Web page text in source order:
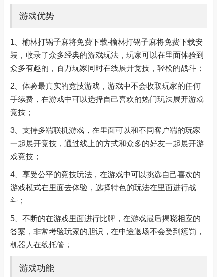
游戏优势
1、榆林打锅子麻将免费下载-榆林打锅子麻将免费下载安
装，收录了众多经典的游戏玩法，玩家可以在里面体验到
众多有趣的，百万玩家同时在线展开竞技，轻松的战斗；
2、体验最真实的竞技游戏，游戏中不会收取玩家的任何
手续费，在游戏中可以选择自己喜欢的热门玩法展开游戏
竞技；
3、支持多端联机游戏，在里面可以和不同客户端的玩家
一起展开竞技，通过线上的方式和众多的好友一起展开游
戏竞技；
4、享受公平的竞技玩法，在游戏中可以挑选自己喜欢的
游戏模式在里面去体验，选择特色的玩法在里面进行战
斗；
5、不断的在游戏里面进行比牌，在游戏最后揭晓相应的
答案，非常考验玩家的胆识，在中途退场不会受到惩罚，
机器人在线托管；
游戏功能